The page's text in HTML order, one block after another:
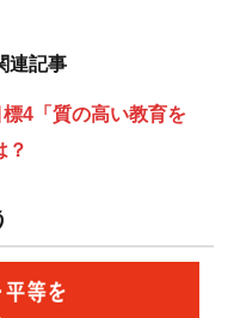
連記事
4「質の高い教育を
？